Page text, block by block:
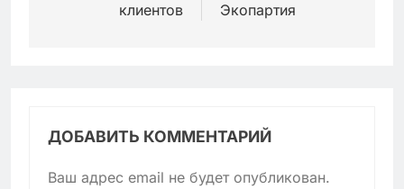
клиентов
Экопартия
ДОБАВИТЬ КОММЕНТАРИЙ
Ваш адрес email не будет опубликован.